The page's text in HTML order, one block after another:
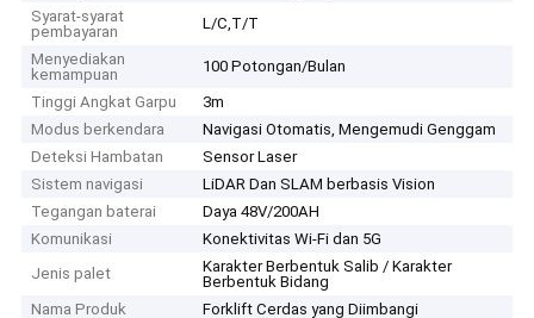
Syarat-syarat
pembayaran
L/C,T/T
Menyediakan
kemampuan
100 Potongan/Bulan
Tinggi Angkat Garpu
3m
Modus berkendara
Navigasi Otomatis, Mengemudi Genggam
Deteksi Hambatan
Sensor Laser
Sistem navigasi
LiDAR Dan SLAM berbasis Vision
Tegangan baterai
Daya 48V/200AH
Komunikasi
Konektivitas Wi-Fi dan 5G
Jenis palet
Karakter Berbentuk Salib / Karakter
Berbentuk Bidang
Nama Produk
Forklift Cerdas yang Diimbangi